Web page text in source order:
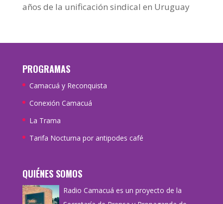
años de la unificación sindical en Uruguay
PROGRAMAS
Camacuá y Reconquista
Conexión Camacuá
La Trama
Tarifa Nocturna por antipodes café
QUIÉNES SOMOS
Radio Camacuá es un proyecto de la